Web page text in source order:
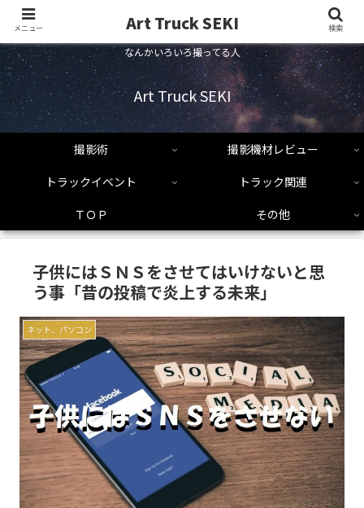
なんかいろいろ撮ってる人
Art Truck SEKI
撮影術
撮影機材レビュー
トラックイベント
トラック関連
ＴＯＰ
その他
子供にはＳＮＳをさせてはいけないと思
う事「昔の投稿で炎上する未来」
ネット、パソコン
メニュー Art Truck SEKI 検索